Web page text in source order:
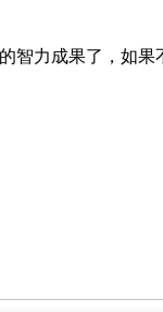
智力成果了，如